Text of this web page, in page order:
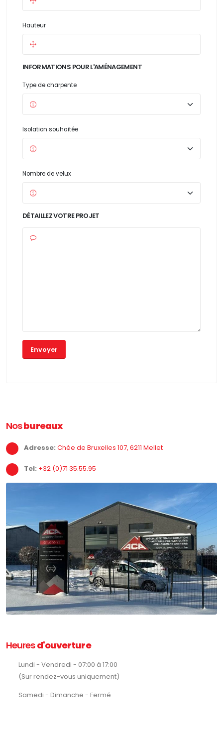
Hauteur
INFORMATIONS POUR L'AMÉNAGEMENT
Type de charpente
Isolation souhaitée
Nombre de velux
DÉTAILLEZ VOTRE PROJET
Nosbureaux
Adresse: Chée de Bruxelles 107, 6211 Mellet
Tel: +32 (0)71 35.55.95
Heuresd'ouverture
Lundi - Vendredi - 07:00 à 17:00
(Sur rendez-vous uniquement)
Samedi - Dimanche - Fermé